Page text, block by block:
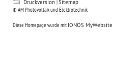
Druckversion |Sitemap
© AM Photovoltaik und Elektrotechnik
Diese Homepage wurde mit IONOS MyWebsite